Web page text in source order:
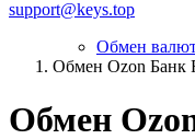
support@keys.top
Обмен
Обмен Ozon Банк
Обмен